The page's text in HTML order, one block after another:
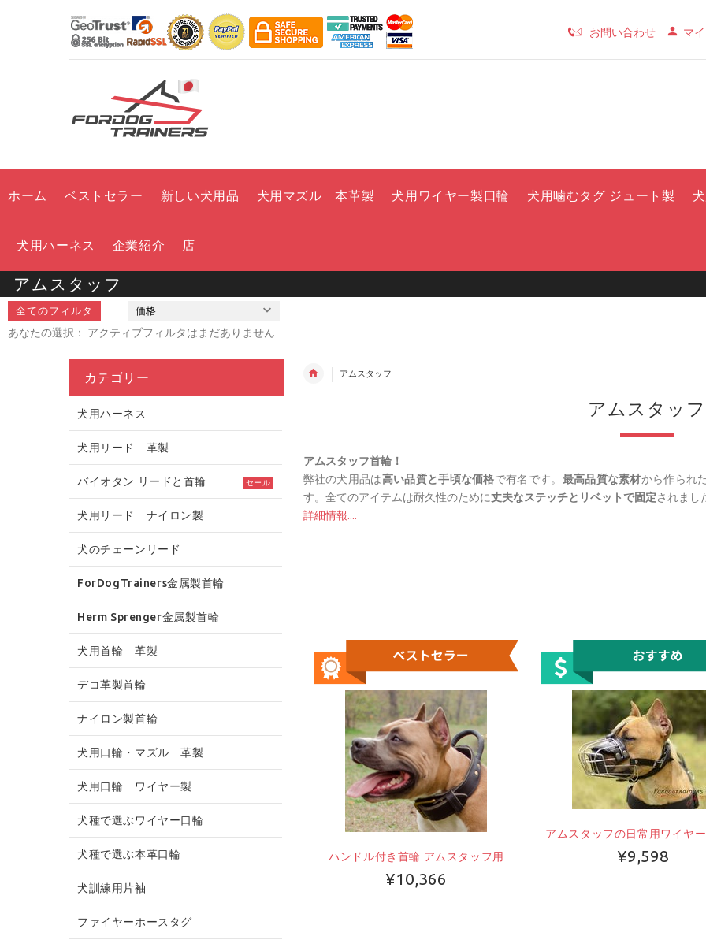
お問い合わせ マ
ホーム ベストセラー 新しい犬用品 犬用マズル 本革製 犬用ワイヤー製口輪 犬用噛むタグ ジュート製
犬用ハーネス 企業紹介 店
アムスタッフ
全てのフィルタ 価格
あなたの選択： アクティブフィルタはまだありません
アムスタッフ
アムスタッフ
アムスタッフ首輪！
弊社の犬用品は高い品質と手頃な価格で有名です。 最高品質な素材から作られ
す。全てのアイテムは耐久性のために丈夫なステッチとリベットで固定されまし
詳細情報....
ハンドル付き首輪 アムスタッフ用
¥10,366
アムスタッフの日常用ワイヤ
¥9,598
カテゴリー
犬用ハーネス
犬用リード 革製
バイオタン リードと首輪 セール
犬用リード ナイロン製
犬のチェーンリード
ForDogTrainers金属製首輪
Herm Sprenger金属製首輪
犬用首輪 革製
デコ革製首輪
ナイロン製首輪
犬用口輪・マズル 革製
犬用口輪 ワイヤー製
犬種で選ぶワイヤー口輪
犬種で選ぶ本革口輪
犬訓練用片袖
ファイヤーホースタグ